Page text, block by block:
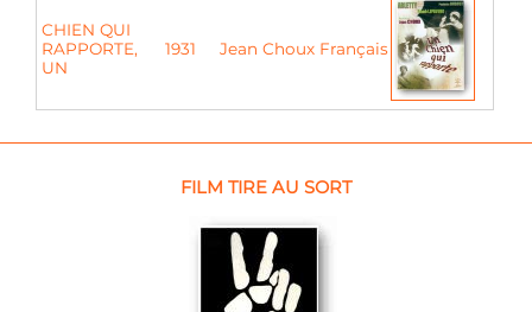
CHIEN QUI
RAPPORTE,
UN
1931 Jean Choux Français
FILM TIRE AU SORT